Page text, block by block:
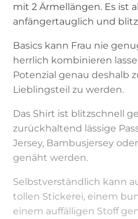
mit 2 Ärmellängen. Es ist
anfängertauglich und
Basics kann Frau nie
herrlich kombinieren
Potenzial genau deshalb
Lieblingsteil zu werden.
Das Shirt ist blitzschnell
zurückhaltend lässige
Jersey, Bambusjersey
genäht werden.
Selbstverständlich kann
tollen Stickerei, einem
einem auffälligen Stoff